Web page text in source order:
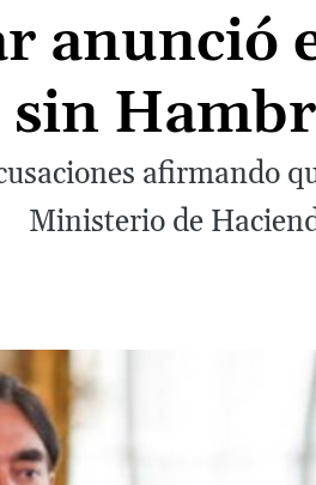
anunció
sin
afirmando
Ministerio de